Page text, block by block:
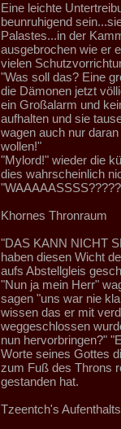
Eine leichte
beunruhigend
Palastes...in der
ausgebrochen wie er
vielen
"Was soll das? Eine
die Dämonen jetzt
ein Großalarm und
aufhalten und sie
wagen auch nur
wollen!"
"Mylord!" wieder die
dies wahrscheinlich
Khornes Thronraum
"DAS KANN NICHT
haben diesen Wicht
aufs Abstellgleis
"Nun ja mein Herr"
sagen "uns war nie
wissen das er mit
weggeschlossen
nun hervorbringen?"
Worte seines Gottes
zum Fuß des Throns
gestanden hat.
Tzeentch's